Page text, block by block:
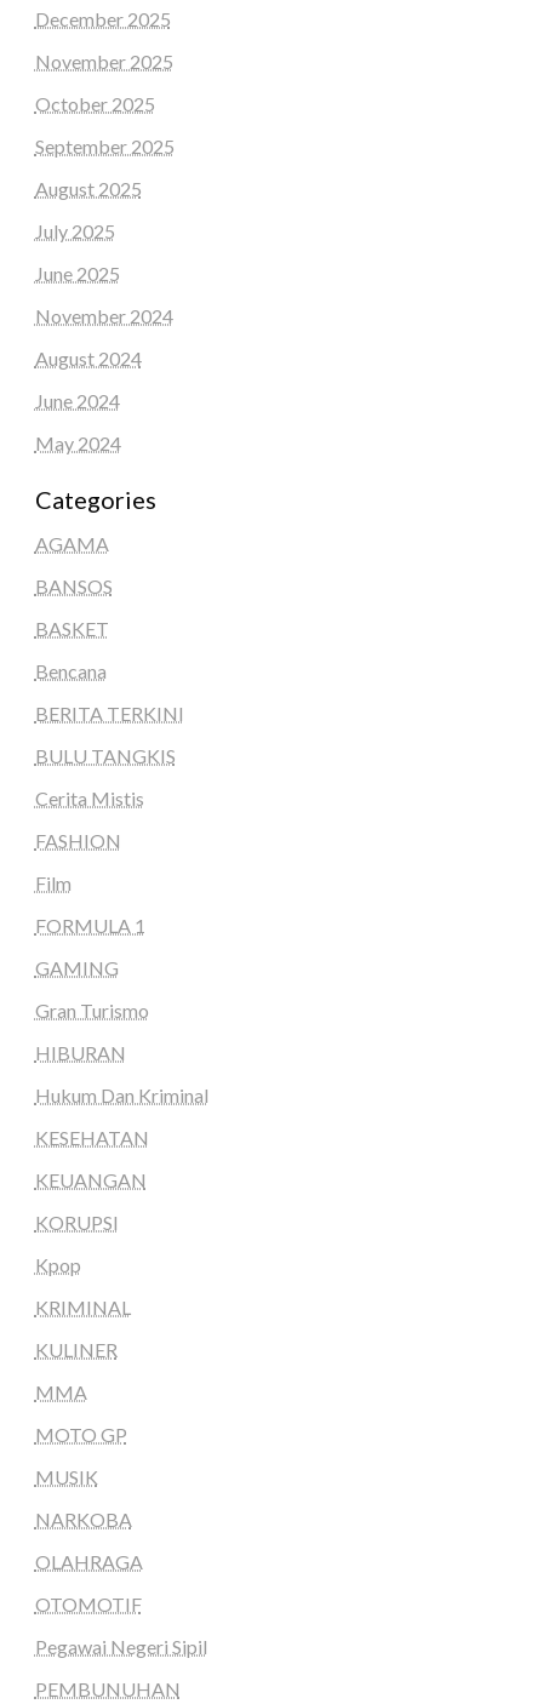
December 2025
November 2025
October 2025
September 2025
August 2025
July 2025
June 2025
November 2024
August 2024
June 2024
May 2024
Categories
AGAMA
BANSOS
BASKET
Bencana
BERITA TERKINI
BULU TANGKIS
Cerita Mistis
FASHION
Film
FORMULA 1
GAMING
Gran Turismo
HIBURAN
Hukum Dan Kriminal
KESEHATAN
KEUANGAN
KORUPSI
Kpop
KRIMINAL
KULINER
MMA
MOTO GP
MUSIK
NARKOBA
OLAHRAGA
OTOMOTIF
Pegawai Negeri Sipil
PEMBUNUHAN